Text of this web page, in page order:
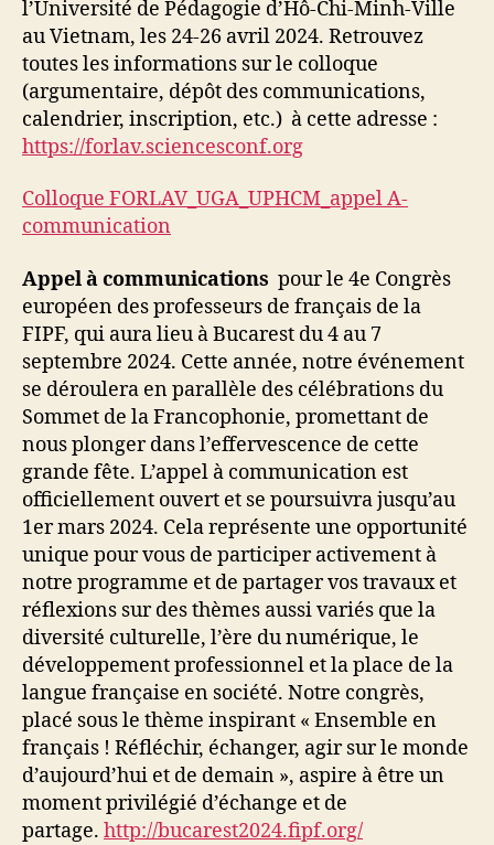
l’Université de Pédagogie d’Hô-Chi-Minh-Ville
au Vietnam, les 24-26 avril 2024. Retrouvez
toutes les informations sur le colloque
(argumentaire, dépôt des communications,
calendrier, inscription, etc.) à cette adresse :
https://forlav.sciencesconf.org
Colloque FORLAV_UGA_UPHCM_appel A-
communication
Appel à communications pour le 4e Congrès
européen des professeurs de français de la
FIPF, qui aura lieu à Bucarest du 4 au 7
septembre 2024. Cette année, notre événement
se déroulera en parallèle des célébrations du
Sommet de la Francophonie, promettant de
nous plonger dans l’effervescence de cette
grande fête. L’appel à communication est
officiellement ouvert et se poursuivra jusqu’au
1er mars 2024. Cela représente une opportunité
unique pour vous de participer activement à
notre programme et de partager vos travaux et
réflexions sur des thèmes aussi variés que la
diversité culturelle, l’ère du numérique, le
développement professionnel et la place de la
langue française en société. Notre congrès,
placé sous le thème inspirant « Ensemble en
français ! Réfléchir, échanger, agir sur le monde
d’aujourd’hui et de demain », aspire à être un
moment privilégié d’échange et de
partage. http://bucarest2024.fipf.org/